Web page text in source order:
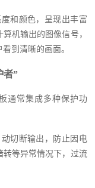
和颜色，呈现出丰富
机输出的图像信号，
到清晰的画面。
者”
通常集成多种保护功
切断输出，防止因电
转等异常情况下，过流